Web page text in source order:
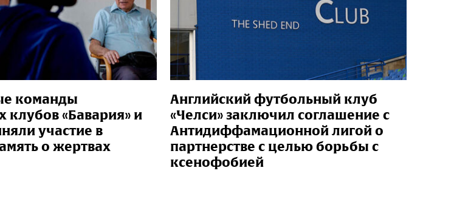
команды
клубов «Бавария» и
участие в
о жертвах
Английский футбольный клуб
«Челси» заключил соглашение с
Антидиффамационной лигой о
партнерстве с целью борьбы с
ксенофобией